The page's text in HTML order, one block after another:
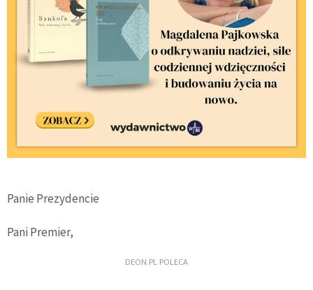
Panie Prezydencie
Pani Premier,
DEON.PL POLECA